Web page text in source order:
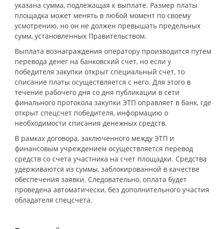
указана сумма, подлежащая к выплате. Размер платы
площадка может менять в любой момент по своему
усмотрению, но он не должен превышать предельных
сумм, установленных Правительством.
Выплата вознаграждения оператору производится путем
перевода денег на банковский счет, но если у
победителя закупки открыт специальный счет, то
списание платы осуществляется с него. Для этого в
течение рабочего дня со дня публикации в сети
финального протокола закупки ЭТП оправляет в банк, где
открыт спецсчет победителя, информацию о
необходимости списания денежных средств.
В рамках договора, заключенного между ЭТП и
финансовым учреждением осуществляется перевод
средств со счета участника на счет площадки. Средства
удерживаются из суммы, заблокированной в качестве
обеспечения заявки. Следовательно, оплата будет
проведена автоматически, без дополнительного участия
обладателя спецсчета.